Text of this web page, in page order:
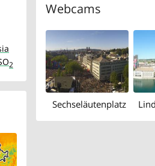
2
Webcams
Sechseläutenplatz